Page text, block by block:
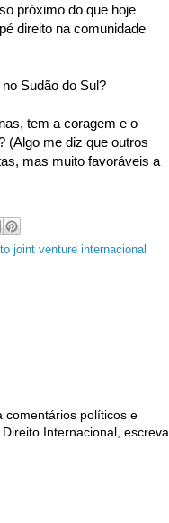
próximo do que hoje
direito na comunidade
Sudão do Sul?
tem a coragem e o
(Algo me diz que outros
mas muito favoráveis a
joint venture internacional
comentários políticos e
Internacional, escreva